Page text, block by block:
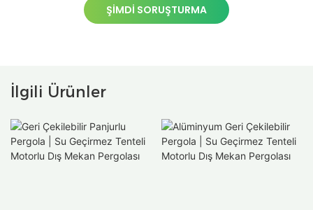
ŞIMDI SORUŞTURMA
İlgili Ürünler